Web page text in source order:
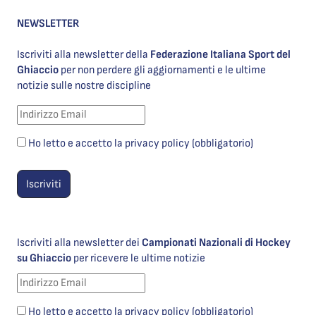
NEWSLETTER
Iscriviti alla newsletter della Federazione Italiana Sport del
Ghiaccio per non perdere gli aggiornamenti e le ultime
notizie sulle nostre discipline
Ho letto e accetto la privacy policy (obbligatorio)
Iscriviti alla newsletter dei Campionati Nazionali di Hockey
su Ghiaccio per ricevere le ultime notizie
Ho letto e accetto la privacy policy (obbligatorio)